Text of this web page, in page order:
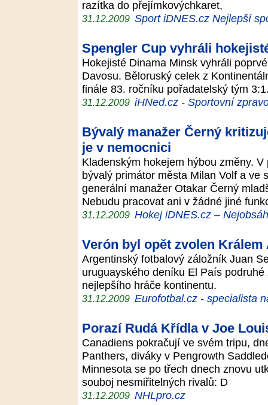
razítka do přejímkovýchkaret,
31.12.2009 Sport iDNES.cz Nejlepší
Spengler Cup vyhráli
Hokejisté Dinama Minsk vyhráli
Davosu. Běloruský celek z
finále 83. ročníku pořadatelský tým
31.12.2009 iHNed.cz - Sportovní
Bývalý manažer Černý
je v nemocnici
Kladenským hokejem hýbou změny.
bývalý primátor města Milan Volf a ve
generální manažer Otakar Černý
Nebudu pracovat ani v žádné jiné
31.12.2009 Hokej iDNES.cz –
Verón byl opět zvolen Králem
Argentinský fotbalový záložník Juan
uruguayského deníku El País
nejlepšího hráče kontinentu.
31.12.2009 Eurofotbal.cz - specialista
Porazí Rudá Křídla v Joe
Canadiens pokračují ve svém tripu,
Panthers, diváky v Pengrowth
Minnesota se po třech dnech znovu
souboj nesmiřitelných rivalů: D
31.12.2009 NHLpro.cz